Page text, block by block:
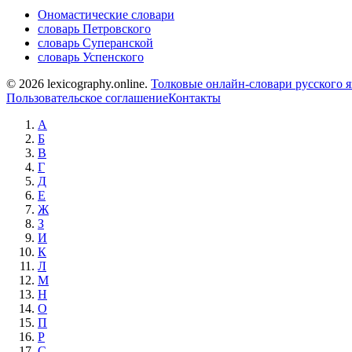
Ономастические словари
словарь Петровского
словарь Суперанской
словарь Успенского
© 2026 lexicography.online. Толковые онлайн-словари русского
Пользовательское соглашениеКонтакты
А
Б
В
Г
Д
Е
Ж
З
И
К
Л
М
Н
О
П
Р